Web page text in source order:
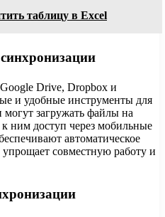
таблицу в Excel
Drive, Dropbox и
и удобные инструменты для
загружать файлы на
ним доступ через мобильные
автоматическое
совместную работу и